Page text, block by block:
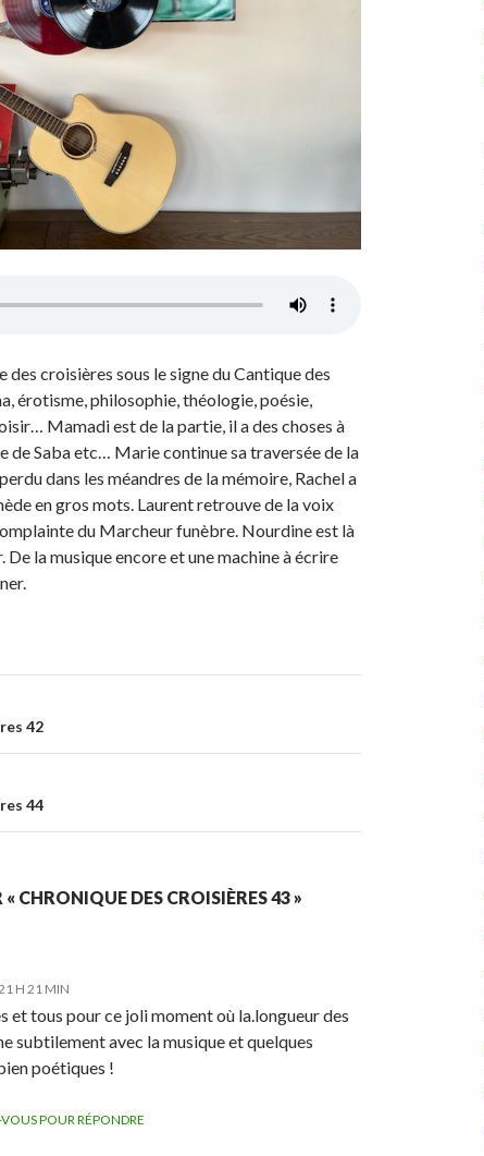
des croisières sous le signe du Cantique des
érotisme, philosophie, théologie, poésie,
Mamadi est de la partie, il a des choses à
de Saba etc… Marie continue sa traversée de la
dans les méandres de la mémoire, Rachel a
en gros mots. Laurent retrouve de la voix
du Marcheur funèbre. Nourdine est là
De la musique encore et une machine à écrire
42
44
« CHRONIQUE DES CROISIÈRES 43 »
H 21 MIN
et tous pour ce joli moment où la.longueur des
subtilement avec la musique et quelques
poétiques !
POUR RÉPONDRE